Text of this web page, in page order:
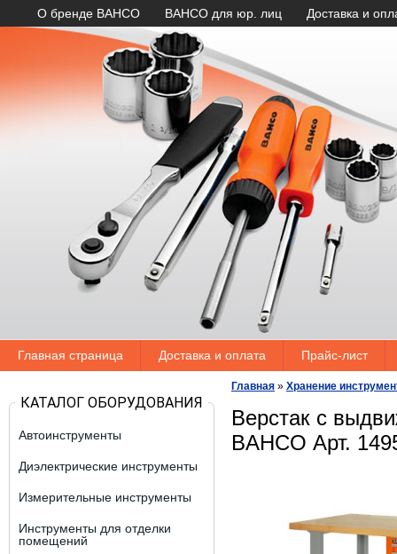
О бренде BAHCO BAHCO для юр. лиц Доставка и
Главная страница Доставка и оплата Прайс-лист
КАТАЛОГ ОБОРУДОВАНИЯ
Автоинструменты
Диэлектрические инструменты
Измерительные инструменты
Инструменты для отделки
помещений
Главная » Хранение
Верстак с
BAHCO Арт.